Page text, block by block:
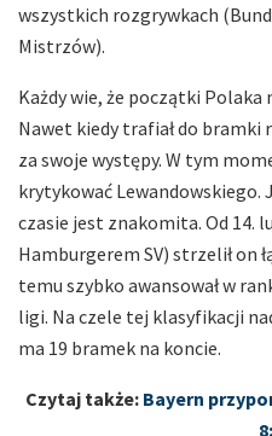
wszystkich rozgrywkach
Mistrzów).
Każdy wie, że początki Polaka
Nawet kiedy trafiał do bramki
za swoje występy. W tym
krytykować Lewandowskiego.
czasie jest znakomita. Od 14.
Hamburgerem SV) strzelił on
temu szybko awansował w
ligi. Na czele tej klasyfikacji
ma 19 bramek na koncie.
Czytaj także: Bayern